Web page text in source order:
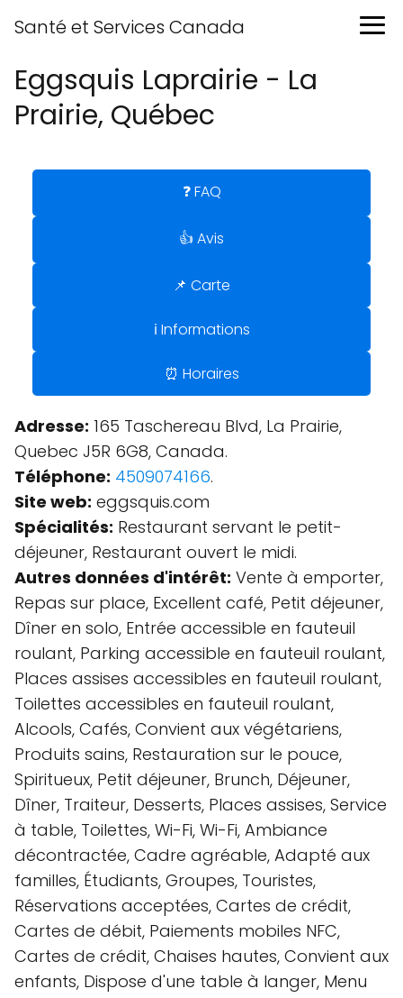
Santé et Services Canada
Eggsquis Laprairie - La
Prairie, Québec
❓ FAQ
👍 Avis
📌 Carte
ℹ️ Informations
⏰ Horaires
Adresse: 165 Taschereau Blvd, La Prairie,
Quebec J5R 6G8, Canada.
Téléphone: 4509074166.
Site web: eggsquis.com
Spécialités: Restaurant servant le petit-
déjeuner, Restaurant ouvert le midi.
Autres données d'intérêt: Vente à emporter,
Repas sur place, Excellent café, Petit déjeuner,
Dîner en solo, Entrée accessible en fauteuil
roulant, Parking accessible en fauteuil roulant,
Places assises accessibles en fauteuil roulant,
Toilettes accessibles en fauteuil roulant,
Alcools, Cafés, Convient aux végétariens,
Produits sains, Restauration sur le pouce,
Spiritueux, Petit déjeuner, Brunch, Déjeuner,
Dîner, Traiteur, Desserts, Places assises, Service
à table, Toilettes, Wi-Fi, Wi-Fi, Ambiance
décontractée, Cadre agréable, Adapté aux
familles, Étudiants, Groupes, Touristes,
Réservations acceptées, Cartes de crédit,
Cartes de débit, Paiements mobiles NFC,
Cartes de crédit, Chaises hautes, Convient aux
enfants, Dispose d'une table à langer, Menu